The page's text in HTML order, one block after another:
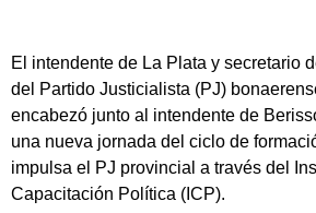
El intendente de La Plata y secretario
del Partido Justicialista (PJ)
encabezó junto al intendente de
una nueva jornada del ciclo de
impulsa el PJ provincial a través del
Capacitación Política (ICP).